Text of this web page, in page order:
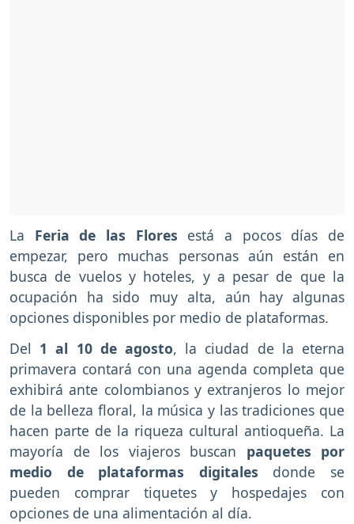
La Feria de las Flores está a pocos días de
empezar, pero muchas personas aún están en
busca de vuelos y hoteles, y a pesar de que la
ocupación ha sido muy alta, aún hay algunas
opciones disponibles por medio de plataformas.
Del 1 al 10 de agosto, la ciudad de la eterna
primavera contará con una agenda completa que
exhibirá ante colombianos y extranjeros lo mejor
de la belleza floral, la música y las tradiciones que
hacen parte de la riqueza cultural antioqueña. La
mayoría de los viajeros buscan paquetes por
medio de plataformas digitales donde se
pueden comprar tiquetes y hospedajes con
opciones de una alimentación al día.